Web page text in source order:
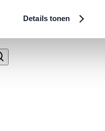
Details tonen